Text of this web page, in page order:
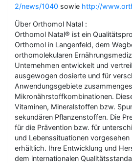
2/news/1040 sowie http://
Über Orthomol Natal :
Orthomol Natal® ist ein
Orthomol in Langenfeld, dem
orthomolekularen
Unternehmen entwickelt und
ausgewogen dosierte und für
Anwendungsgebiete
Mikronährstoffkombinationen.
Vitaminen, Mineralstoffen bzw.
sekundären Pflanzenstoffen. Die
für die Prävention bzw. für
und Lebenssituationen
erhältlich. Ihre Entwicklung und
dem internationalen